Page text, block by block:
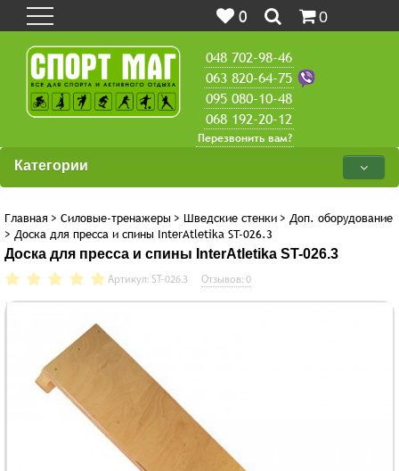
0 0
048 702-98-46
063 820-64-75
095 080-10-48
068 192-20-12
Перезвонить вам?
Категории
Главная > Силовые-тренажеры > Шведские стенки > Доп. оборудование
> Доска для пресса и спины InterAtletika ST-026.3
Доска для пресса и спины InterAtletika ST-026.3
Артикул: ST-026.3 Отзывов: 0